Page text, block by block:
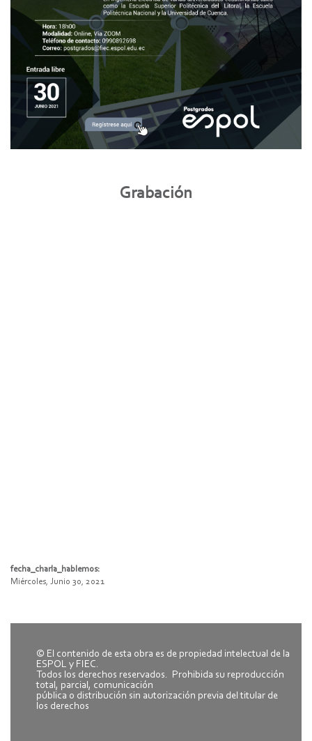
Grabación
fecha_charla_hablemos:
Miércoles, Junio 30, 2021
© El contenido de esta obra es de propiedad intelectual de la
ESPOL y FIEC.
Todos los derechos reservados. Prohibida su reproducción
total, parcial, comunicación
pública o distribución sin autorización previa del titular de
los derechos